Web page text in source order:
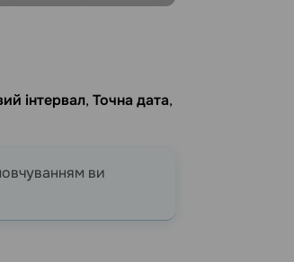
інтервал, Точна дата,
ви